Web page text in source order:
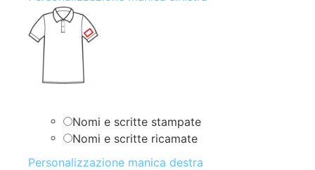
Nomi e scritte stampate
Nomi e scritte ricamate
Personalizzazione manica destra